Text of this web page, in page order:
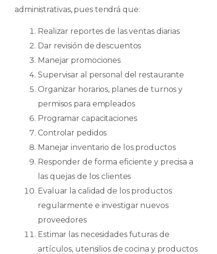
administrativas, pues tendrá que:
Realizar reportes de las ventas diarias
Dar revisión de descuentos
Manejar promociones
Supervisar al personal del restaurante
Organizar horarios, planes de turnos y
permisos para empleados
Programar capacitaciones
Controlar pedidos
Manejar inventario de los productos
Responder de forma eficiente y precisa a
las quejas de los clientes
Evaluar la calidad de los productos
regularmente e investigar nuevos
proveedores
Estimar las necesidades futuras de
artículos, utensilios de cocina y productos